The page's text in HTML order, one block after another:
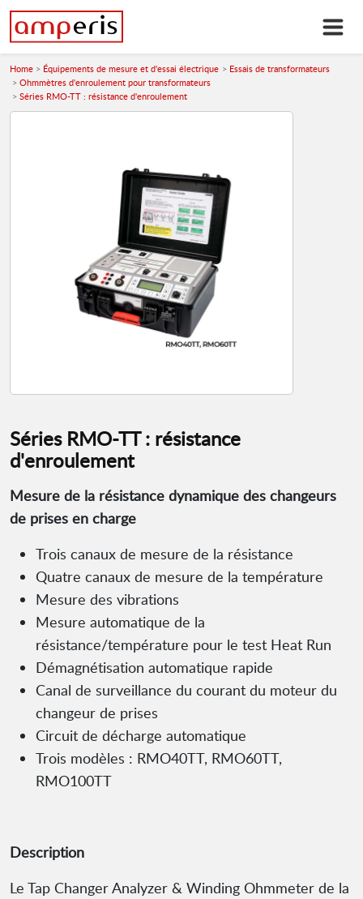
Home Équipements de mesure et d'essai électrique
Essais de transformateurs
Ohmmètres d'enroulement pour transformateurs
Séries RMO-TT : résistance d'enroulement
Séries RMO-TT : résistance
d'enroulement
Mesure de la résistance dynamique des changeurs
de prises en charge
Trois canaux de mesure de la résistance
Quatre canaux de mesure de la température
Mesure des vibrations
Mesure automatique de la
résistance/température pour le test Heat Run
Démagnétisation automatique rapide
Canal de surveillance du courant du moteur du
changeur de prises
Circuit de décharge automatique
Trois modèles : RMO40TT, RMO60TT,
RMO100TT
Description
Le Tap Changer Analyzer & Winding Ohmmeter de la